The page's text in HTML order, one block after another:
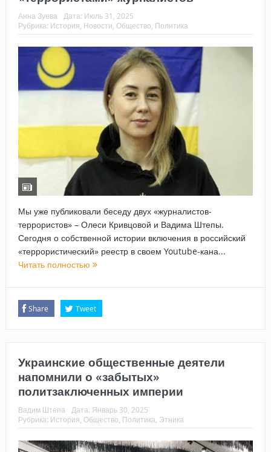
Анна Зуева Дата: Июль 31, 2025
Рубрика: История, Новости, Общество, Политика
Мы уже публиковали беседу двух «журналистов-
террористов» – Олеси Кривцовой и Вадима Штепы.
Сегодня о собственной истории включения в российский
«террористический» реестр в своем Youtube-кана...
Читать полностью
Share Tweet
Украинские общественные деятели
напомнили о «забытых»
политзаключенных империи
Вадим Штепа Дата: Январь 30, 2025
Рубрика: История, Общество, Политика, Этника